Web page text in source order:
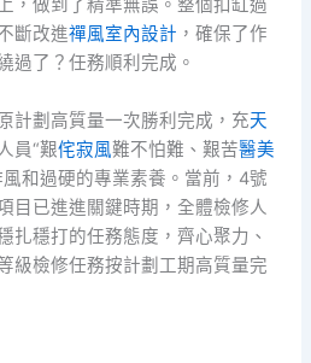
，做到了精準無誤。整個扣缸過
斷改進禪風室內設計 ，確保了作
過了？任務順利完成。
計劃高質量一次勝利完成，充天
員“艱侘寂風難不怕難、艱苦醫美
和過硬的專業素養。當前，4號
目已進進關鍵時期，全體檢修人
扎穩打的任務態度，齊心聚力、
級檢修任務按計劃工期高質量完